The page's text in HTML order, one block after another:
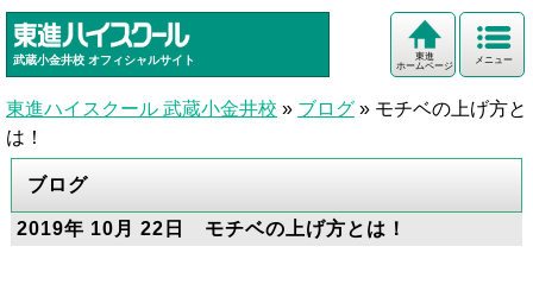
武蔵小金井校 オフィシャルサイト メニュー
東進
ホームページ
東進ハイスクール 武蔵小金井校 » ブログ » モチベの上げ方と
は！
ブログ
2019年 10月 22日 モチベの上げ方とは！